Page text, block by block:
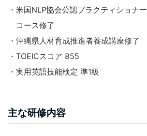
・米国NLP協会公認プラクティショナー
コース修了
・沖縄県人材育成推進者養成講座修了
・TOEICスコア 855
・実用英語技能検定 準1級
主な研修内容